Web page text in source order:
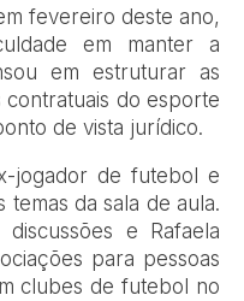
fevereiro deste ano,
em manter a
em estruturar as
do esporte
de vista jurídico.
jogador de futebol e
da sala de aula.
e Rafaela
para pessoas
clubes de futebol no